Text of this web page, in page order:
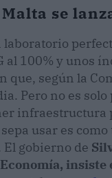
se
laboratorio
al 100% y unos
que, según la
Pero no es solo
infraestructura
usar es
gobierno de
insiste